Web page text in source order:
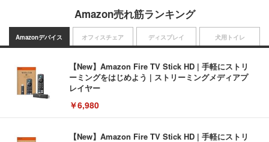
Amazon売れ筋ランキング
Amazonデバイス
【New】Amazon Fire TV Stick HD | 手軽にストリ
ーミングをはじめよう | ストリーミングメディアプ
レイヤー
￥6,980
【New】Amazon Fire TV Stick HD | 手軽にストリ
オフィスチェア ディスプレイ 犬用トイレ